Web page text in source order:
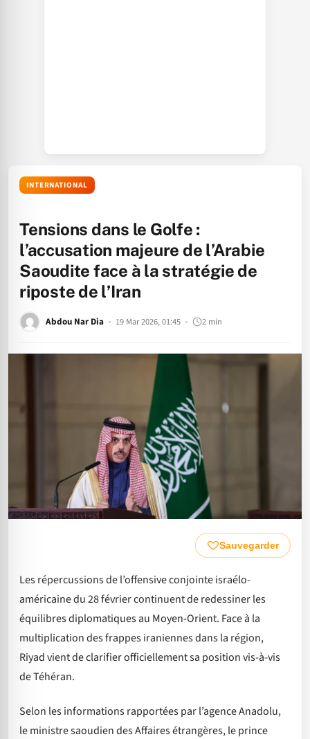
INTERNATIONAL
Tensions dans le Golfe :
l’accusation majeure de l’Arabie
Saoudite face à la stratégie de
riposte de l’Iran
Abdou Nar Dia 19 Mar 2026, 01:45 2 min
Sauvegarder
Les répercussions de l’offensive conjointe israélo-
américaine du 28 février continuent de redessiner les
équilibres diplomatiques au Moyen-Orient. Face à la
multiplication des frappes iraniennes dans la région,
Riyad vient de clarifier officiellement sa position vis-à-vis
de Téhéran.
Selon les informations rapportées par l’agence Anadolu,
le ministre saoudien des Affaires étrangères, le prince